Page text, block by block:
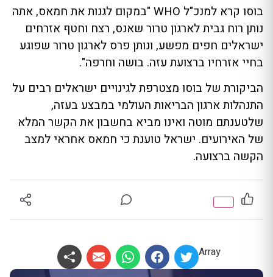
בוסו קרא למנכ"ל WHO "במקום לגנות את חמאס, אתה
נותן רוח גבית לארגון טרור שאנס, רצח וחטף אזרחים
ישראלים חפים מפשע, ונותן פרס לארגון טרור שפוגע
בחיי אזרחיו ברצועת עזה. בושה וחרפה".
הביקורת של בוסו מצטרפת לגינויים ישראלים רבים על
התנהלות ארגון הבריאות העולמי במבצע בעזה,
שלטענתם מוטה ואינו מביא בחשבון את הקשר המלא
של האירועים. ישראל טוענת כי חמאס אחראי למצב
הקשה ברצועה.
Array